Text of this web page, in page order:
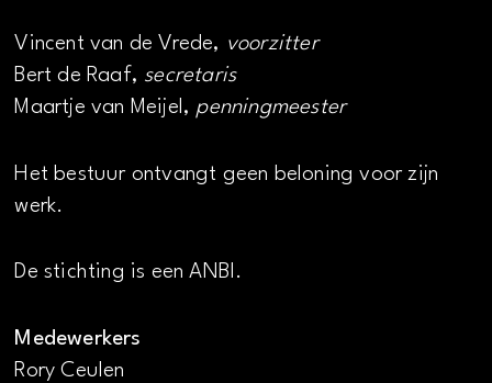
Vincent van de Vrede, voorzitter
Bert de Raaf, secretaris
Maartje van Meijel, penningmeester
Het bestuur ontvangt geen beloning voor zijn
werk.
De stichting is een ANBI.
Medewerkers
Rory Ceulen